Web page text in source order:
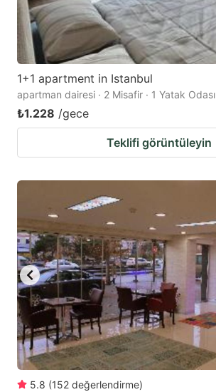
1+1 apartment in Istanbul
apartman dairesi · 2 Misafir · 1 Yatak Odası
₺1.228 /gece
Teklifi görüntüleyin
5.8 (152 değerlendirme)